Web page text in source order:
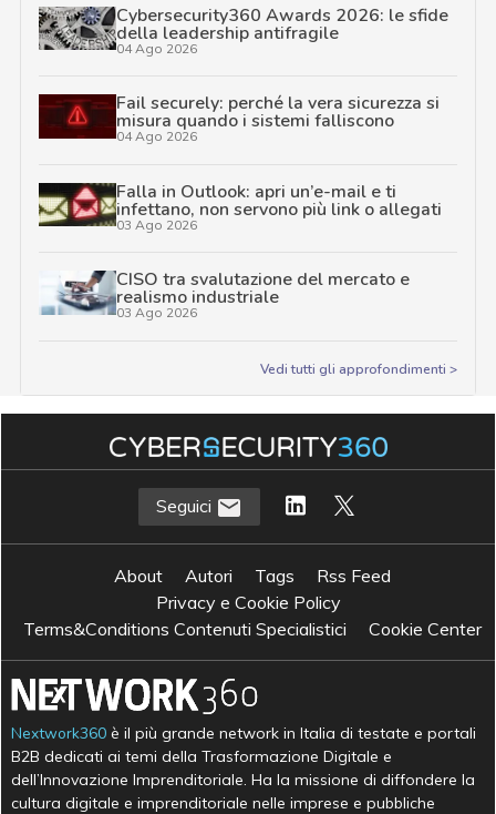
Cybersecurity360 Awards 2026: le sfide
della leadership antifragile
04 Ago 2026
Fail securely: perché la vera sicurezza si
misura quando i sistemi falliscono
04 Ago 2026
Falla in Outlook: apri un’e-mail e ti
infettano, non servono più link o allegati
03 Ago 2026
CISO tra svalutazione del mercato e
realismo industriale
03 Ago 2026
Vedi tutti gli approfondimenti >
Seguici
About Autori Tags
Rss Feed
Privacy e Cookie Policy
Terms&Conditions Contenuti Specialistici
Cookie Center
Nextwork360 è il più grande network in Italia di testate e portali
B2B dedicati ai temi della Trasformazione Digitale e
dell’Innovazione Imprenditoriale. Ha la missione di diffondere la
cultura digitale e imprenditoriale nelle imprese e pubbliche